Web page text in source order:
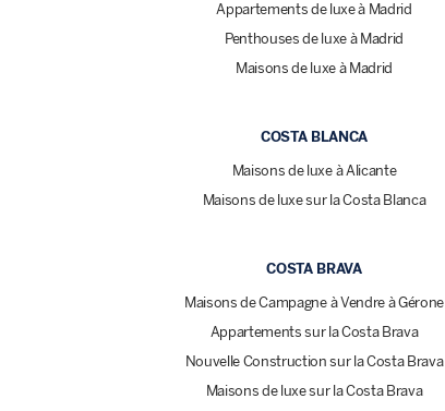
Appartements de luxe à Madrid
Penthouses de luxe à Madrid
Maisons de luxe à Madrid
COSTA BLANCA
Maisons de luxe à Alicante
Maisons de luxe sur la Costa Blanca
COSTA BRAVA
Maisons de Campagne à Vendre à Gérone
Appartements sur la Costa Brava
Nouvelle Construction sur la Costa Brava
Maisons de luxe sur la Costa Brava